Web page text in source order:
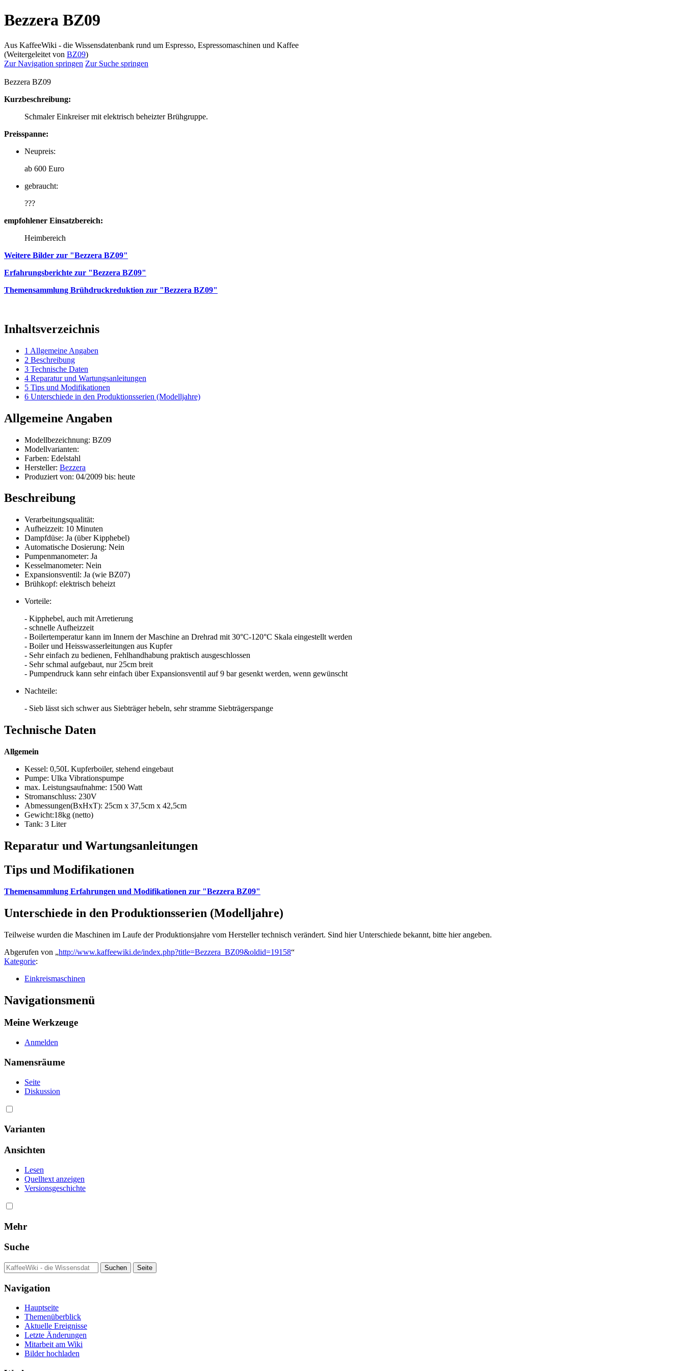
Bezzera BZ09
Aus KaffeeWiki - die Wissensdatenbank rund um Espresso, Espressomaschinen und Kaffee
(Weitergeleitet von BZ09)
Zur Navigation springen Zur Suche springen
Bezzera BZ09
Kurzbeschreibung:
Schmaler Einkreiser mit elektrisch beheizter Brühgruppe.
Preisspanne:
Neupreis:
ab 600 Euro
gebraucht:
???
empfohlener Einsatzbereich:
Heimbereich
Weitere Bilder zur "Bezzera BZ09"
Erfahrungsberichte zur "Bezzera BZ09"
Themensammlung Brühdruckreduktion zur "Bezzera BZ09"
Inhaltsverzeichnis
1 Allgemeine Angaben
2 Beschreibung
3 Technische Daten
4 Reparatur und Wartungsanleitungen
5 Tips und Modifikationen
6 Unterschiede in den Produktionsserien (Modelljahre)
Allgemeine Angaben
Modellbezeichnung: BZ09
Modellvarianten:
Farben: Edelstahl
Hersteller: Bezzera
Produziert von: 04/2009 bis: heute
Beschreibung
Verarbeitungsqualität:
Aufheizzeit: 10 Minuten
Dampfdüse: Ja (über Kipphebel)
Automatische Dosierung: Nein
Pumpenmanometer: Ja
Kesselmanometer: Nein
Expansionsventil: Ja (wie BZ07)
Brühkopf: elektrisch beheizt
Vorteile:
- Kipphebel, auch mit Arretierung
- schnelle Aufheizzeit
- Boilertemperatur kann im Innern der Maschine an Drehrad mit 30°C-120°C Skala eingestellt werden
- Boiler und Heisswasserleitungen aus Kupfer
- Sehr einfach zu bedienen, Fehlhandhabung praktisch ausgeschlossen
- Sehr schmal aufgebaut, nur 25cm breit
- Pumpendruck kann sehr einfach über Expansionsventil auf 9 bar gesenkt werden, wenn gewünscht
Nachteile:
- Sieb lässt sich schwer aus Siebträger hebeln, sehr stramme Siebträgerspange
Technische Daten
Allgemein
Kessel: 0,50L Kupferboiler, stehend eingebaut
Pumpe: Ulka Vibrationspumpe
max. Leistungsaufnahme: 1500 Watt
Stromanschluss: 230V
Abmessungen(BxHxT): 25cm x 37,5cm x 42,5cm
Gewicht:18kg (netto)
Tank: 3 Liter
Reparatur und Wartungsanleitungen
Tips und Modifikationen
Themensammlung Erfahrungen und Modifikationen zur "Bezzera BZ09"
Unterschiede in den Produktionsserien (Modelljahre)
Teilweise wurden die Maschinen im Laufe der Produktionsjahre vom Hersteller technisch verändert. Sind hier Unterschiede bekannt, bitte hier angeben.
Abgerufen von „http://www.kaffeewiki.de/index.php?title=Bezzera_BZ09&oldid=19158“
Kategorie:
Einkreismaschinen
Navigationsmenü
Meine Werkzeuge
Anmelden
Namensräume
Seite
Diskussion
Varianten
Ansichten
Lesen
Quelltext anzeigen
Versionsgeschichte
Mehr
Suche
Navigation
Hauptseite
Themenüberblick
Aktuelle Ereignisse
Letzte Änderungen
Mitarbeit am Wiki
Bilder hochladen